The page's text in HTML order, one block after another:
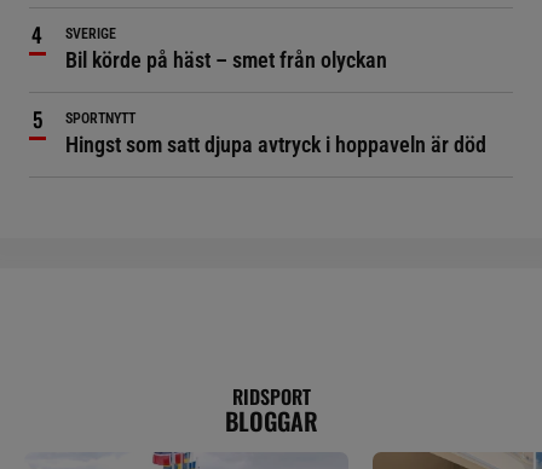
SVERIGE
Bil körde på häst – smet från olyckan
SPORTNYTT
Hingst som satt djupa avtryck i hoppaveln är död
RIDSPORT
BLOGGAR